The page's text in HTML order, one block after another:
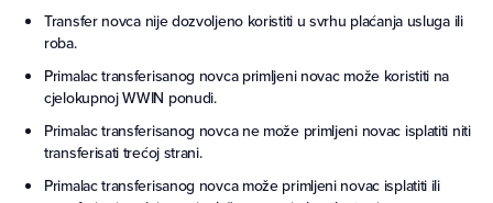
Transfer novca nije dozvoljeno koristiti u svrhu plaćanja usluga ili
roba.
Primalac transferisanog novca primljeni novac može koristiti na
cjelokupnoj WWIN ponudi.
Primalac transferisanog novca ne može primljeni novac isplatiti niti
transferisati trećoj strani.
Primalac transferisanog novca može primljeni novac isplatiti ili